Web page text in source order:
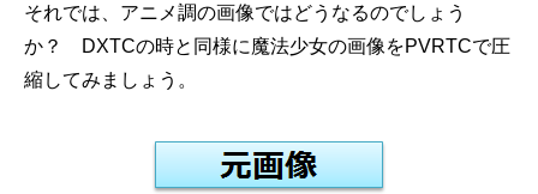
それでは、アニメ調の画像ではどうなるのでしょう
か？ DXTCの時と同様に魔法少女の画像をPVRTCで圧
縮してみましょう。